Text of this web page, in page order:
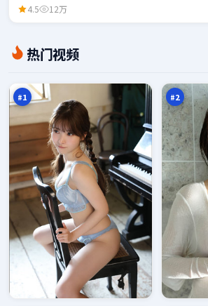
4.5 12万
热门视频
#1
渡
代 98
#2
渡
余
震
96
万